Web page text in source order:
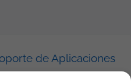
de Aplicaciones